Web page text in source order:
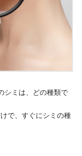
シミは、どの種類で
で、すぐにシミの種